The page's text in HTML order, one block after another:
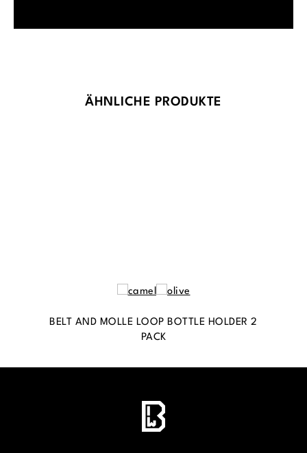
Produktgalerie überspringen
ÄHNLICHE PRODUKTE
BELT AND MOLLE LOOP BOTTLE HOLDER 2
PACK